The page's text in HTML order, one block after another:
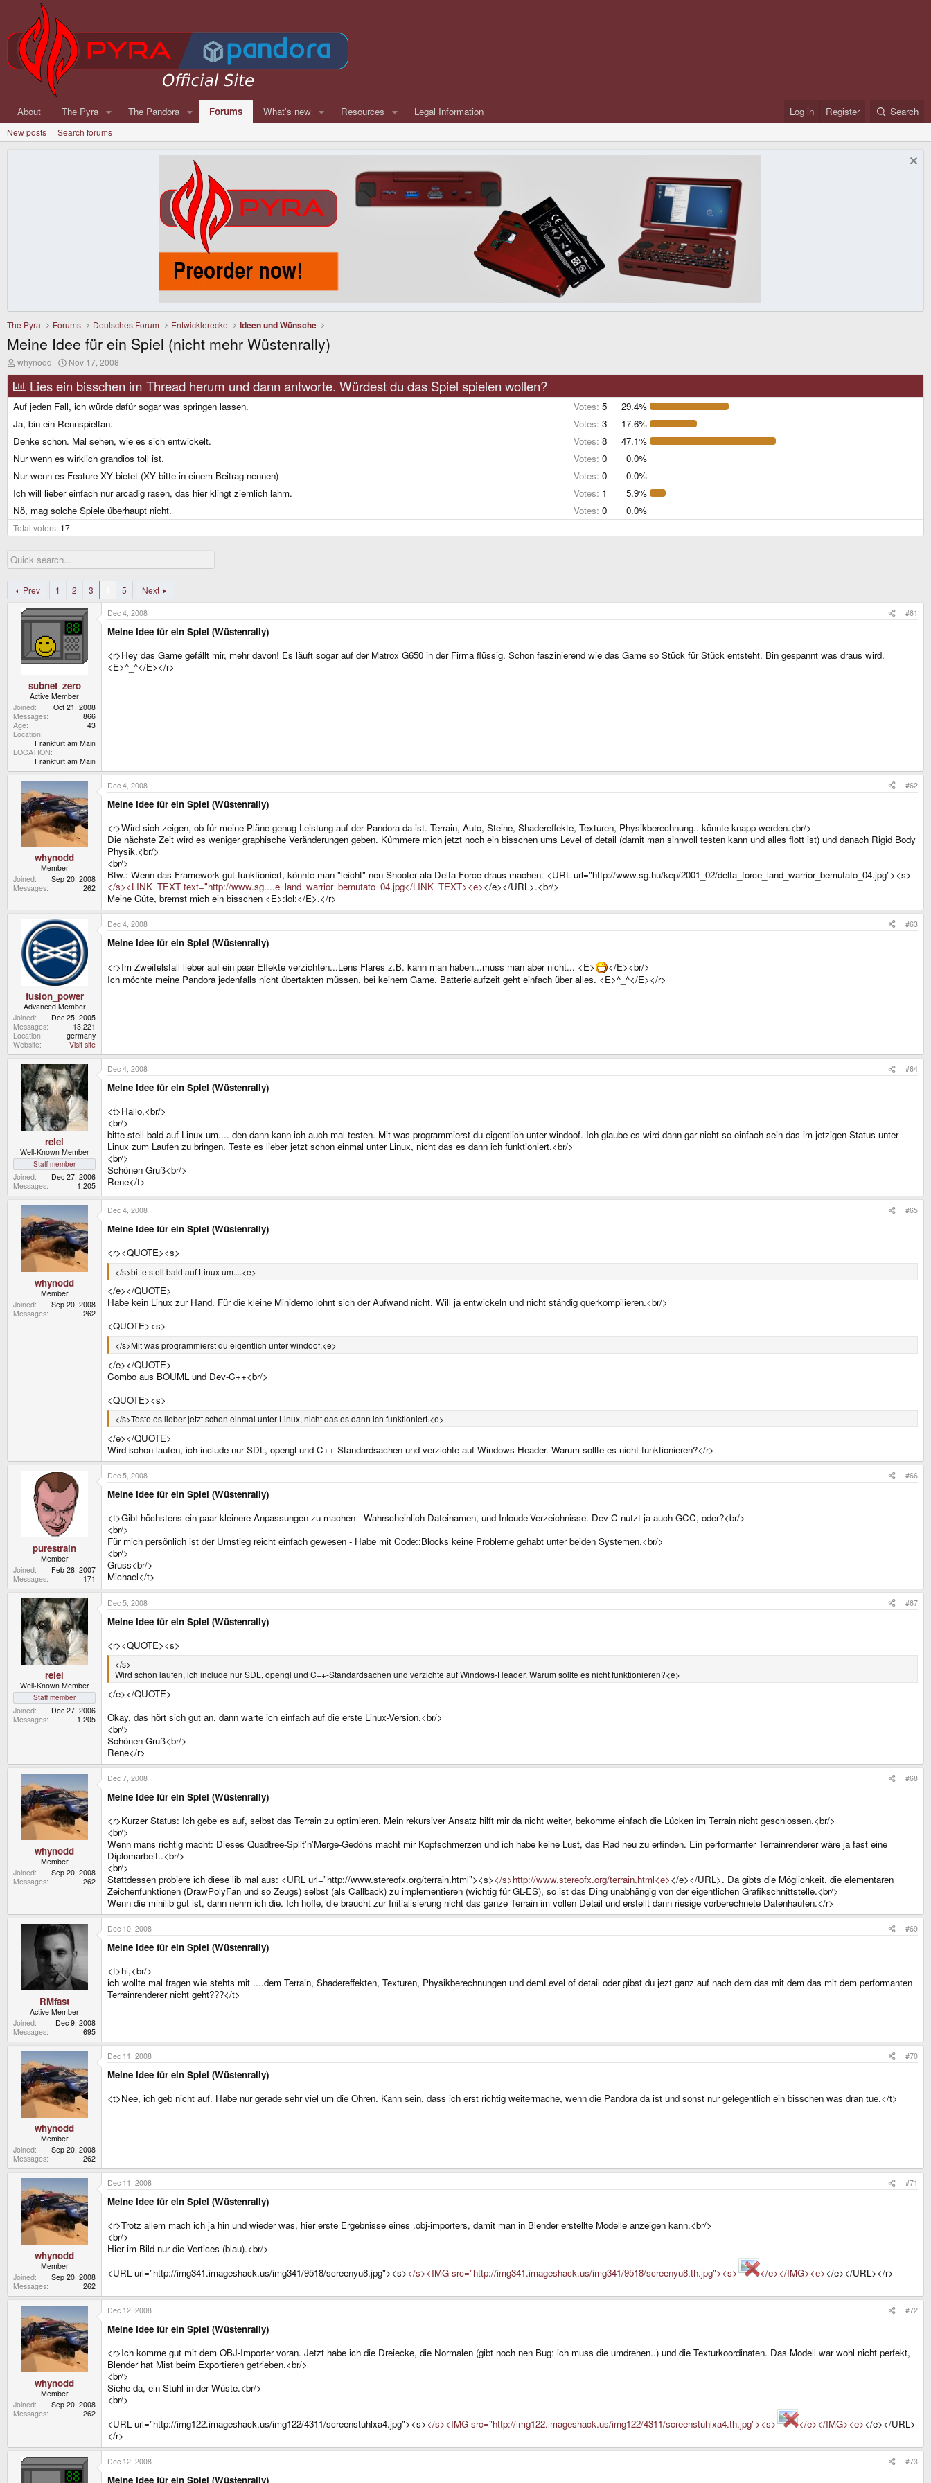
About The Pyra The Pandora Forums What's new Resources Legal Information Log in Register Search
New posts Search forums
The Pyra Forums Deutsches Forum Entwicklerecke Ideen und Wünsche
Meine Idee für ein Spiel (nicht mehr Wüstenrally)
T
r
e
a
d
s
a
r
t
e
whynodd
S
a
d
a
e
Nov 17, 2008
Lies ein bisschen im Thread herum und dann antworte. Würdest du das Spiel spielen wollen?
Auf jeden Fall, ich würde dafür sogar was springen lassen. Votes: 5
29.4%
Ja, bin ein Rennspielfan.
Votes: 3
17.6%
Denke schon. Mal sehen, wie es sich entwickelt.
Votes: 8
47.1%
Nur wenn es wirklich grandios toll ist.
Votes: 0
0.0%
Nur wenn es Feature XY bietet (XY bitte in einem Beitrag nennen)
Votes: 0
0.0%
Ich will lieber einfach nur arcadig rasen, das hier klingt ziemlich lahm.
Votes: 1
5.9%
Nö, mag solche Spiele überhaupt nicht.
Votes: 0 0.0%
Total voters 17
Prev 1 2 3 5 Next
subnet_zero
Active Member
Joined
Oct 21, 2008
Messages
866
Age
43
Location
Frankfurt am Main
LOCATION
Frankfurt am Main
Dec 4, 2008 #61
Meine Idee für ein Spiel (Wüstenrally)
<r>Hey das Game gefällt mir, mehr davon! Es läuft sogar auf der Matrox G650 in der Firma flüssig. Schon faszinierend wie das Game so Stück für Stück entsteht. Bin gespannt was draus wird.
<E>^_^</E></r>
whynodd
Member
Joined
Sep 20, 2008
Messages
262
Dec 4, 2008 #62
Meine Idee für ein Spiel (Wüstenrally)
<r>Wird sich zeigen, ob für meine Pläne genug Leistung auf der Pandora da ist. Terrain, Auto, Steine, Shadereffekte, Texturen, Physikberechnung.. könnte knapp werden.<br/>
Die nächste Zeit wird es weniger graphische Veränderungen geben. Kümmere mich jetzt noch ein bisschen ums Level of detail (damit man sinnvoll testen kann und alles flott ist) und danach Rigid Body
Physik.<br/>
<br/>
Btw.: Wenn das Framework gut funktioniert, könnte man "leicht" nen Shooter ala Delta Force draus machen. <URL url="http://www.sg.hu/kep/2001_02/delta_force_land_warrior_bemutato_04.jpg"><s>
</s><LINK_TEXT text="http://www.sg....e_land_warrior_bemutato_04.jpg</LINK_TEXT><e></e></URL>.<br/>
Meine Güte, bremst mich ein bisschen <E>:lol:</E>.</r>
fusion_power
Advanced Member
Joined
Dec 25, 2005
Messages
13,221
Location
germany
Website
Visit site
Dec 4, 2008 #63
Meine Idee für ein Spiel (Wüstenrally)
<r>Im Zweifelsfall lieber auf ein paar Effekte verzichten...Lens Flares z.B. kann man haben...muss man aber nicht... <E>
</E><br/>
Ich möchte meine Pandora jedenfalls nicht übertakten müssen, bei keinem Game. Batterielaufzeit geht einfach über alles. <E>^_^</E></r>
relei
Well-Known Member
Staff member
Joined
Dec 27, 2006
Messages
1,205
Dec 4, 2008 #64
Meine Idee für ein Spiel (Wüstenrally)
<t>Hallo,<br/>
<br/>
bitte stell bald auf Linux um.... den dann kann ich auch mal testen. Mit was programmierst du eigentlich unter windoof. Ich glaube es wird dann gar nicht so einfach sein das im jetzigen Status unter
Linux zum Laufen zu bringen. Teste es lieber jetzt schon einmal unter Linux, nicht das es dann ich funktioniert.<br/>
<br/>
Schönen Gruß<br/>
Rene</t>
whynodd
Member
Joined
Sep 20, 2008
Messages
262
Dec 4, 2008 #65
Meine Idee für ein Spiel (Wüstenrally)
<r><QUOTE><s>
</s>bitte stell bald auf Linux um....<e>
</e></QUOTE>
Habe kein Linux zur Hand. Für die kleine Minidemo lohnt sich der Aufwand nicht. Will ja entwickeln und nicht ständig querkompilieren.<br/>
<QUOTE><s>
</s>Mit was programmierst du eigentlich unter windoof.<e>
</e></QUOTE>
Combo aus BOUML und Dev-C++<br/>
<QUOTE><s>
</s>Teste es lieber jetzt schon einmal unter Linux, nicht das es dann ich funktioniert.<e>
</e></QUOTE>
Wird schon laufen, ich include nur SDL, opengl und C++-Standardsachen und verzichte auf Windows-Header. Warum sollte es nicht funktionieren?</r>
purestrain
Member
Joined
Feb 28, 2007
Messages
171
Dec 5, 2008 #66
Meine Idee für ein Spiel (Wüstenrally)
<t>Gibt höchstens ein paar kleinere Anpassungen zu machen - Wahrscheinlich Dateinamen, und Inlcude-Verzeichnisse. Dev-C nutzt ja auch GCC, oder?<br/>
<br/>
Für mich persönlich ist der Umstieg reicht einfach gewesen - Habe mit Code::Blocks keine Probleme gehabt unter beiden Systemen.<br/>
<br/>
Gruss<br/>
Michael</t>
relei
Well-Known Member
Staff member
Joined
Dec 27, 2006
Messages
1,205
Dec 5, 2008 #67
Meine Idee für ein Spiel (Wüstenrally)
<r><QUOTE><s>
</s>
Wird schon laufen, ich include nur SDL, opengl und C++-Standardsachen und verzichte auf Windows-Header. Warum sollte es nicht funktionieren?<e>
</e></QUOTE>
Okay, das hört sich gut an, dann warte ich einfach auf die erste Linux-Version.<br/>
<br/>
Schönen Gruß<br/>
Rene</r>
whynodd
Member
Joined
Sep 20, 2008
Messages
262
Dec 7, 2008 #68
Meine Idee für ein Spiel (Wüstenrally)
<r>Kurzer Status: Ich gebe es auf, selbst das Terrain zu optimieren. Mein rekursiver Ansatz hilft mir da nicht weiter, bekomme einfach die Lücken im Terrain nicht geschlossen.<br/>
<br/>
Wenn mans richtig macht: Dieses Quadtree-Split'n'Merge-Gedöns macht mir Kopfschmerzen und ich habe keine Lust, das Rad neu zu erfinden. Ein performanter Terrainrenderer wäre ja fast eine
Diplomarbeit..<br/>
<br/>
Stattdessen probiere ich diese lib mal aus: <URL url="http://www.stereofx.org/terrain.html"><s></s>http://www.stereofx.org/terrain.html<e></e></URL>. Da gibts die Möglichkeit, die elementaren
Zeichenfunktionen (DrawPolyFan und so Zeugs) selbst (als Callback) zu implementieren (wichtig für GL-ES), so ist das Ding unabhängig von der eigentlichen Grafikschnittstelle.<br/>
Wenn die minilib gut ist, dann nehm ich die. Ich hoffe, die braucht zur Initialisierung nicht das ganze Terrain im vollen Detail und erstellt dann riesige vorberechnete Datenhaufen.</r>
RMfast
Active Member
Joined
Dec 9, 2008
Messages
695
Dec 10, 2008 #69
Meine Idee für ein Spiel (Wüstenrally)
<t>hi,<br/>
ich wollte mal fragen wie stehts mit ....dem Terrain, Shadereffekten, Texturen, Physikberechnungen und demLevel of detail oder gibst du jezt ganz auf nach dem das mit dem das mit dem performanten
Terrainrenderer nicht geht???</t>
whynodd
Member
Joined
Sep 20, 2008
Messages
262
Dec 11, 2008 #70
Meine Idee für ein Spiel (Wüstenrally)
<t>Nee, ich geb nicht auf. Habe nur gerade sehr viel um die Ohren. Kann sein, dass ich erst richtig weitermache, wenn die Pandora da ist und sonst nur gelegentlich ein bisschen was dran tue.</t>
whynodd
Member
Joined
Sep 20, 2008
Messages
262
Dec 11, 2008 #71
Meine Idee für ein Spiel (Wüstenrally)
<r>Trotz allem mach ich ja hin und wieder was, hier erste Ergebnisse eines .obj-importers, damit man in Blender erstellte Modelle anzeigen kann.<br/>
<br/>
Hier im Bild nur die Vertices (blau).<br/>
<URL url="http://img341.imageshack.us/img341/9518/screenyu8.jpg"><s></s><IMG src="http://img341.imageshack.us/img341/9518/screenyu8.th.jpg"><s> </e></IMG><e></e></URL></r>
whynodd
Member
Joined
Sep 20, 2008
Messages
262
Dec 12, 2008 #72
Meine Idee für ein Spiel (Wüstenrally)
<r>Ich komme gut mit dem OBJ-Importer voran. Jetzt habe ich die Dreiecke, die Normalen (gibt noch nen Bug: ich muss die umdrehen..) und die Texturkoordinaten. Das Modell war wohl nicht perfekt,
Blender hat Mist beim Exportieren getrieben.<br/>
<br/>
Siehe da, ein Stuhl in der Wüste.<br/>
<br/>
<URL url="http://img122.imageshack.us/img122/4311/screenstuhlxa4.jpg"><s></s><IMG src="http://img122.imageshack.us/img122/4311/screenstuhlxa4.th.jpg"><s> </e></IMG><e></e></URL>
</r>
Dec 12, 2008 #73
Meine Idee für ein Spiel (Wüstenrally)